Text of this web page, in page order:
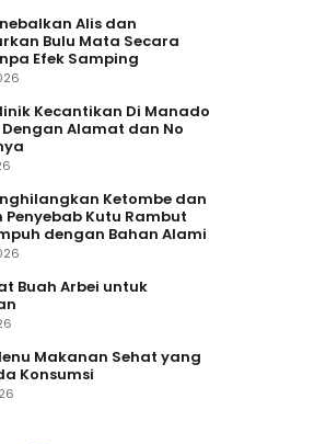
Alis dan
Bulu Mata Secara
Efek Samping
Kecantikan Di Manado
Alamat dan No
Ketombe dan
Penyebab Kutu Rambut
dengan Bahan Alami
Buah Arbei untuk
Makanan Sehat yang
Konsumsi